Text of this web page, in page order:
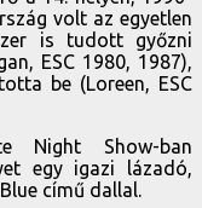
volt az egyetlen
is tudott győzni
ESC 1980, 1987),
be (Loreen, ESC
Night Show-ban
egy igazi lázadó,
című dallal.